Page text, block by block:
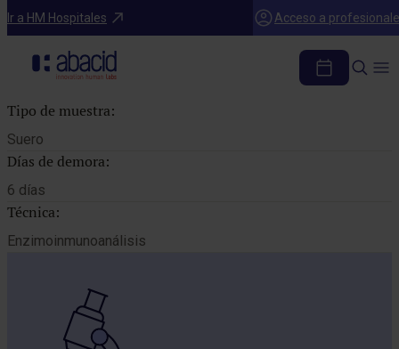
Ir a HM Hospitales Acceso a
Catálogo de pruebas
AC. IGM ANTI COXIELLA
Tipo de muestra:
Suero
Días de demora:
6 días
Técnica:
Enzimoinmunoanálisis